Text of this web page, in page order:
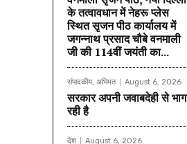
के तत्वावधान में नेहरू प्लेस
स्थित सृजन पीठ कार्यालय में
जगन्नाथ प्रसाद चौबे वनमाली
जी की 114वीं जयंती का...
संपादकीय, अभिमत August 6, 2026
सरकार अपनी जवाबदेही से भाग
रही है
देश August 6, 2026